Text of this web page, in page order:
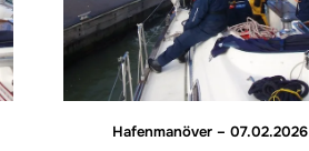
Hafenmanöver – 07.02.2026